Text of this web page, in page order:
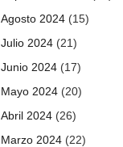
Agosto 2024 (15)
Julio 2024 (21)
Junio 2024 (17)
Mayo 2024 (20)
Abril 2024 (26)
Marzo 2024 (22)